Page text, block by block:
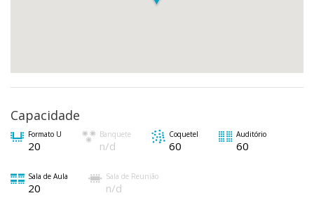
Capacidade
Formato U
20
Banquete
n/d
Coquetel
60
Auditório
60
Sala de Aula
20
Sala de Reunião
n/d